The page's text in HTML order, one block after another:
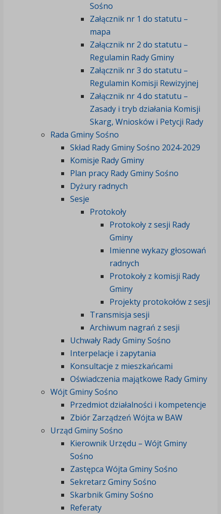
Sośno
Załącznik nr 1 do statutu –
mapa
Załącznik nr 2 do statutu –
Regulamin Rady Gminy
Załącznik nr 3 do statutu –
Regulamin Komisji Rewizyjnej
Załącznik nr 4 do statutu –
Zasady i tryb działania Komisji
Skarg, Wniosków i Petycji Rady
Rada Gminy Sośno
Skład Rady Gminy Sośno 2024-2029
Komisje Rady Gminy
Plan pracy Rady Gminy Sośno
Dyżury radnych
Sesje
Protokoły
Protokoły z sesji Rady
Gminy
Imienne wykazy głosowań
radnych
Protokoły z komisji Rady
Gminy
Projekty protokołów z sesji
Transmisja sesji
Archiwum nagrań z sesji
Uchwały Rady Gminy Sośno
Interpelacje i zapytania
Konsultacje z mieszkańcami
Oświadczenia majątkowe Rady Gminy
Wójt Gminy Sośno
Przedmiot działalności i kompetencje
Zbiór Zarządzeń Wójta w BAW
Urząd Gminy Sośno
Kierownik Urzędu – Wójt Gminy
Sośno
Zastępca Wójta Gminy Sośno
Sekretarz Gminy Sośno
Skarbnik Gminy Sośno
Referaty